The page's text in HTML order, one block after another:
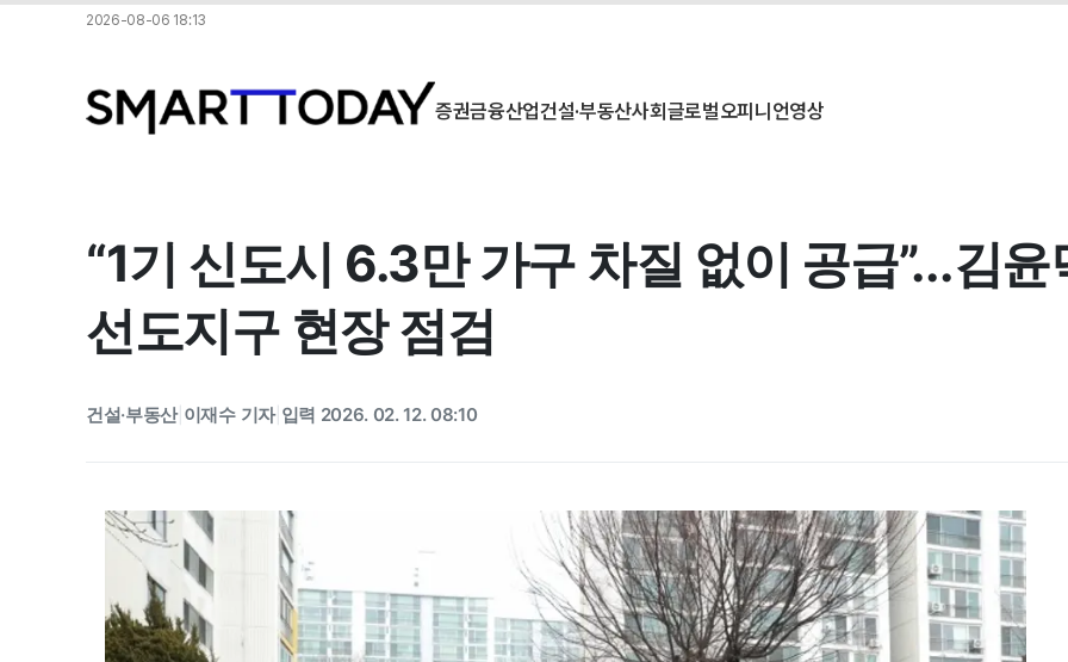
2026-08-06 18:13
증권금융산업건설·부동산사회글로벌오피니언영상
“1기 신도시 6.3만 가구 차질 없이 공급”...김
선도지구 현장 점검
건설·부동산| 이재수 기자| 입력 2026. 02. 12. 08:10